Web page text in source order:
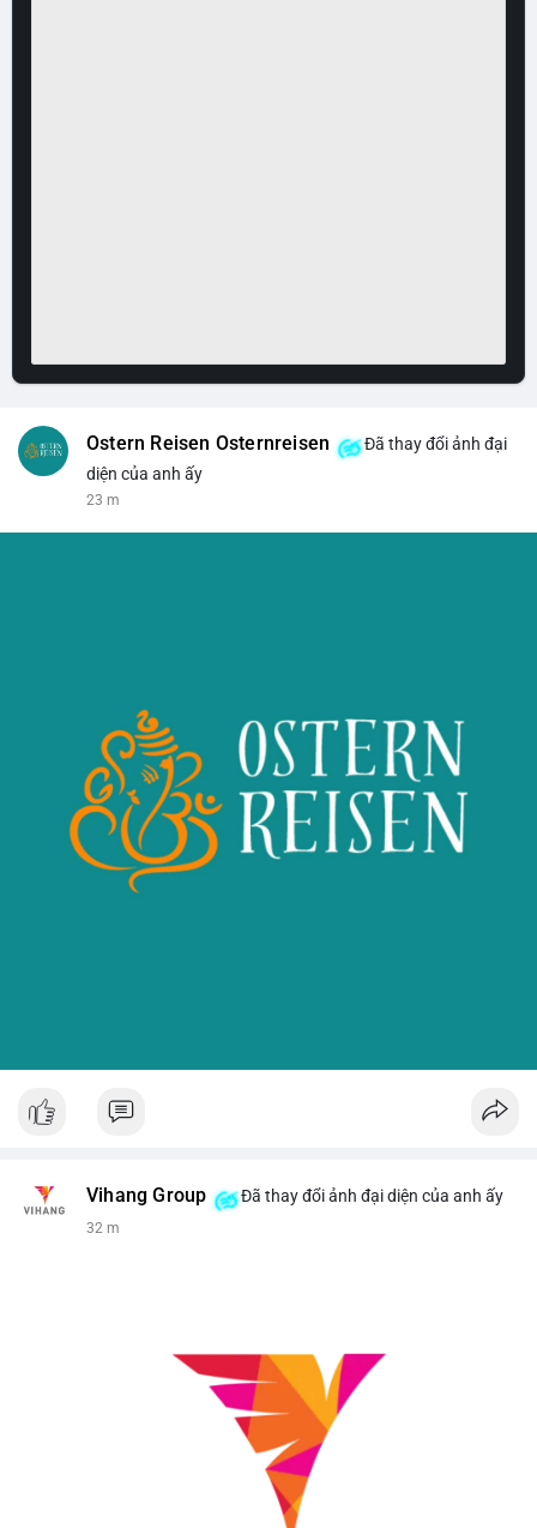
Ostern Reisen Osternreisen
Đã thay đổi ảnh đại
diện của anh ấy
23 m
Vihang Group Đã thay đổi ảnh đại diện của anh ấy
32 m